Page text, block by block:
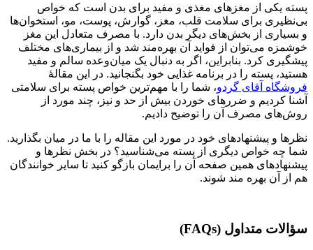
پسته یکی از مغزهای مغذی و مفید برای بدن است که خواص
بی‌نظیری برای سلامت قلب، مغز، گوارش، پوست، مو، استخوان‌ها
و بسیاری از بخش‌های دیگر بدن دارد. با مصرف متعادل این مغز
خوشمزه می‌توان از فواید آن بهره‌مند شد و از بیماری‌های مختلف
پیشگیری کرد. بنابراین، اگر به دنبال یک میان‌وعده سالم و مفید
هستید، پسته را در برنامه غذایی خود بگنجانید. در این مقالۀ
فروشگاه آقای گردو، شما را با مهم‌ترین خواص پسته برای سلامتی
آشنا کردیم و ضررهای خوردن بیش از حد و نیز، چند مورد از
روش‌های مصرف آن را توضیح دادیم.
نظرها و پیشنهادهای خود در مورد این مقاله را با ما در میان بگذارید.
شما چه خواص دیگری از پسته می‌شناسید؟ در بخش نظرها و
پیشنهادهای همین صفحه آن را برایمان بازگو کنید تا سایر خوانندگان
هم از آن بهره مند شوند.
سؤالات متداول (FAQs)